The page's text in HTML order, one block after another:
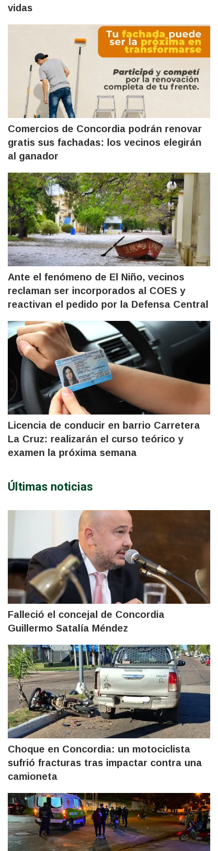
vidas
Comercios de Concordia podrán renovar
gratis sus fachadas: los vecinos elegirán
al ganador
Ante el fenómeno de El Niño, vecinos
reclaman ser incorporados al COES y
reactivan el pedido por la Defensa Central
Licencia de conducir en barrio Carretera
La Cruz: realizarán el curso teórico y
examen la próxima semana
Últimas noticias
Falleció el concejal de Concordia
Guillermo Satalía Méndez
Choque en Concordia: un motociclista
sufrió fracturas tras impactar contra una
camioneta